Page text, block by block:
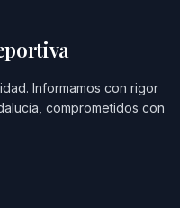
Informamos con rigor
comprometidos con